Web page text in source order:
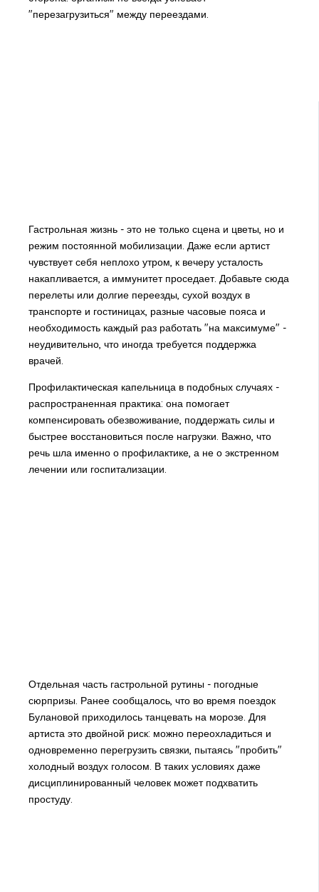
"перезагрузиться" между переездами.
Гастрольная жизнь - это не только сцена и цветы, но и
режим постоянной мобилизации. Даже если артист
чувствует себя неплохо утром, к вечеру усталость
накапливается, а иммунитет проседает. Добавьте сюда
перелеты или долгие переезды, сухой воздух в
транспорте и гостиницах, разные часовые пояса и
необходимость каждый раз работать "на максимуме" -
неудивительно, что иногда требуется поддержка
врачей.
Профилактическая капельница в подобных случаях -
распространенная практика: она помогает
компенсировать обезвоживание, поддержать силы и
быстрее восстановиться после нагрузки. Важно, что
речь шла именно о профилактике, а не о экстренном
лечении или госпитализации.
Отдельная часть гастрольной рутины - погодные
сюрпризы. Ранее сообщалось, что во время поездок
Булановой приходилось танцевать на морозе. Для
артиста это двойной риск: можно переохладиться и
одновременно перегрузить связки, пытаясь "пробить"
холодный воздух голосом. В таких условиях даже
дисциплинированный человек может подхватить
простуду.